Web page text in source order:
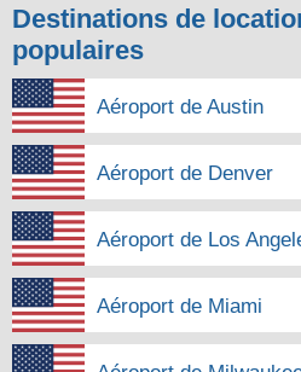
Destinations de
populaires
Aéroport de Austin
Aéroport de Denver
Aéroport de Los
Aéroport de Miami